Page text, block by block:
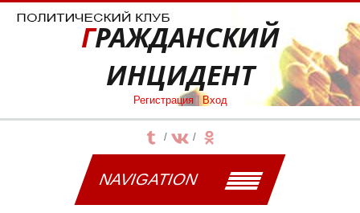
ГРАЖДАНСКИЙ
ИНЦИДЕНТ
Регистрация Вход
NAVIGATION